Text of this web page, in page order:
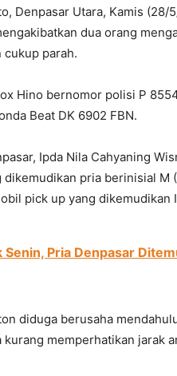
Denpasar Utara, Kamis (28/
dua orang
cukup parah.
Hino bernomor polisi P
Beat DK 6902 FBN.
Ipda Nila Cahyaning
pria berinisial M
pick up yang dikemudikan
Senin, Pria Denpasar
diduga berusaha
memperhatikan jarak